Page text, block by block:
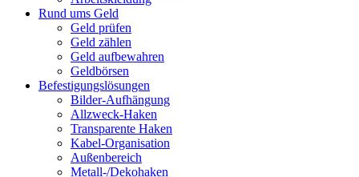
Rund ums Geld
Geld prüfen
Geld zählen
Geld aufbewahren
Geldbörsen
Befestigungslösungen
Bilder-Aufhängung
Allzweck-Haken
Transparente Haken
Kabel-Organisation
Außenbereich
Metall-/Dekohaken